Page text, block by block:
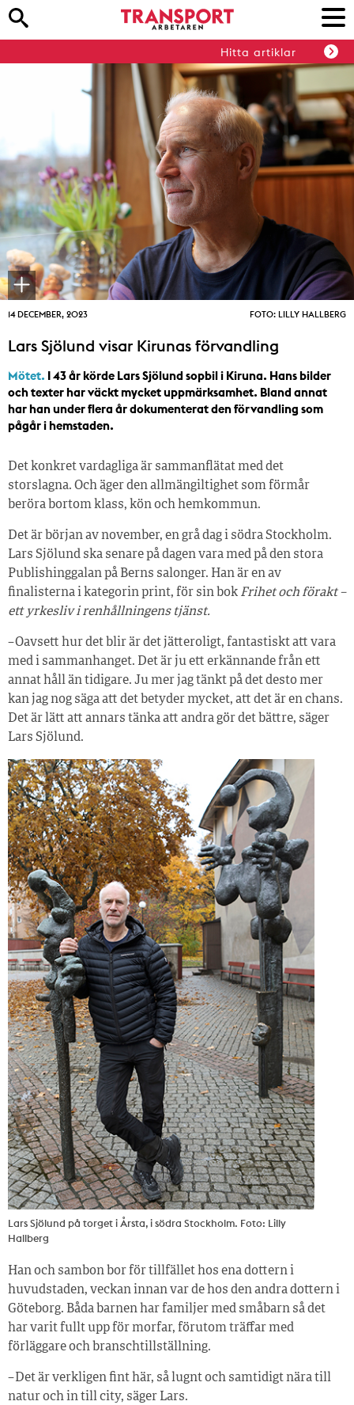
Hitta artiklar
14 DECEMBER, 2023 FOTO: LILLY HALLBERG
Lars Sjölund visar Kirunas förvandling
Mötet. I 43 år körde Lars Sjölund sopbil i Kiruna. Hans bilder
och texter har väckt mycket uppmärksamhet. Bland annat
har han under flera år dokumenterat den förvandling som
pågår i hemstaden.
Det konkret vardagliga är sammanflätat med det
storslagna. Och äger den allmängiltighet som förmår
beröra bortom klass, kön och hemkommun.
Det är början av november, en grå dag i södra Stockholm.
Lars Sjölund ska senare på dagen vara med på den stora
Publishinggalan på Berns salonger. Han är en av
finalisterna i kategorin print, för sin bok Frihet och förakt –
ett yrkesliv i renhållningens tjänst.
– Oavsett hur det blir är det jätteroligt, fantastiskt att vara
med i sammanhanget. Det är ju ett erkännande från ett
annat håll än tidigare. Ju mer jag tänkt på det desto mer
kan jag nog säga att det betyder mycket, att det är en chans.
Det är lätt att annars tänka att andra gör det bättre, säger
Lars Sjölund.
Lars Sjölund på torget i Årsta, i södra Stockholm. Foto: Lilly
Hallberg
Han och sambon bor för tillfället hos ena dottern i
huvudstaden, veckan innan var de hos den andra dottern i
Göteborg. Båda barnen har familjer med småbarn så det
har varit fullt upp för morfar, förutom träffar med
förläggare och branschtillställning.
– Det är verkligen fint här, så lugnt och samtidigt nära till
natur och in till city, säger Lars.